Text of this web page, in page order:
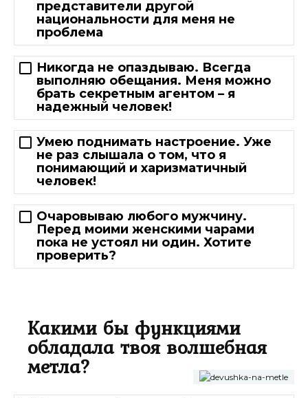
представители другой
национальности для меня не
проблема
Никогда не опаздываю. Всегда
выполняю обещания. Меня можно
брать секретным агентом – я
надежный человек!
Умею поднимать настроение. Уже
не раз слышала о том, что я
понимающий и харизматичный
человек!
Очаровываю любого мужчину.
Перед моими женскими чарами
пока не устоял ни один. Хотите
проверить?
Какими бы функциями
обладала твоя волшебная
метла?